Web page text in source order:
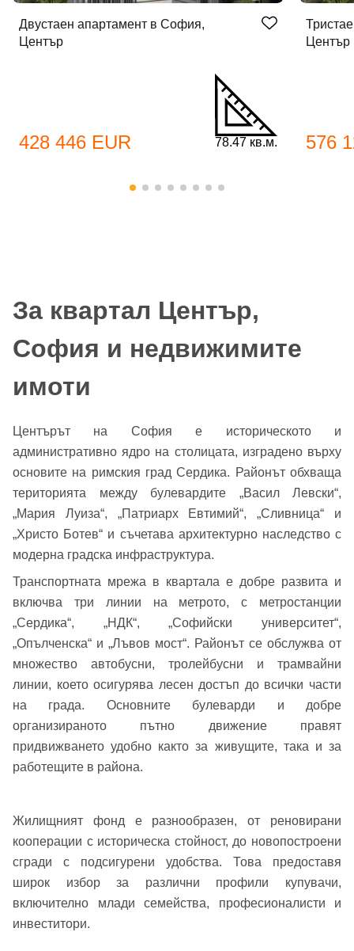
Добре дошъл!
Двустаен апартамент в София,
Център
428 446 EUR 78.47 кв.м.
Център
576
За квартал Център,
София и недвижимите
имоти
Центърът на София е историческото и
административно ядро на столицата, изградено върху
основите на римския град Сердика. Районът обхваща
територията между булевардите „Васил Левски“,
„Мария Луиза“, „Патриарх Евтимий“, „Сливница“ и
„Христо Ботев“ и съчетава архитектурно наследство с
модерна градска инфраструктура.
Транспортната мрежа в квартала е добре развита и
включва три линии на метрото, с метростанции
„Сердика“, „НДК“, „Софийски университет“,
„Опълченска“ и „Лъвов мост“. Районът се обслужва от
множество автобусни, тролейбусни и трамвайни
линии, което осигурява лесен достъп до всички части
на града. Основните булеварди и добре
организираното пътно движение правят
придвижването удобно както за живущите, така и за
работещите в района.
Жилищният фонд е разнообразен, от реновирани
кооперации с историческа стойност, до новопостроени
сгради с подсигурени удобства. Това предоставя
широк избор за различни профили купувачи,
включително млади семейства, професионалисти и
инвеститори.